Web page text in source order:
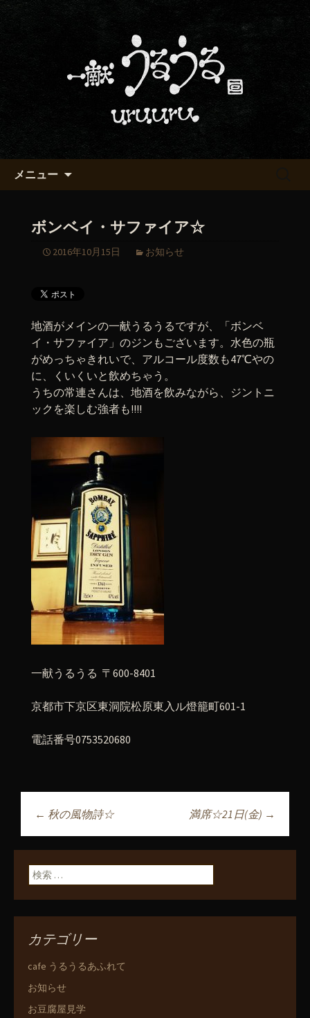
京都・五条でおいしい地酒が飲
める「一献うるうる」のブロ
京都・五条烏丸の町屋居酒屋「一献う
るうる」からのお知らせ
メニュー
ボンベイ・サファイア☆
2016年10月15日 お知らせ
地酒がメインの一献うるうるですが、「ボンベ
イ・サファイア」のジンもございます。水色の瓶
がめっちゃきれいで、アルコール度数も47℃やの
に、くいくいと飲めちゃう。
うちの常連さんは、地酒を飲みながら、ジントニ
ックを楽しむ強者も!!!!
一献うるうる 〒600-8401
京都市下京区東洞院松原東入ル燈籠町601-1
電話番号0753520680
投稿ナビゲーショ
ン
← 秋の風物詩☆ 満席☆21日(金) →
検索:
カテゴリー
cafe うるうるあふれて
お知らせ
お豆腐屋見学